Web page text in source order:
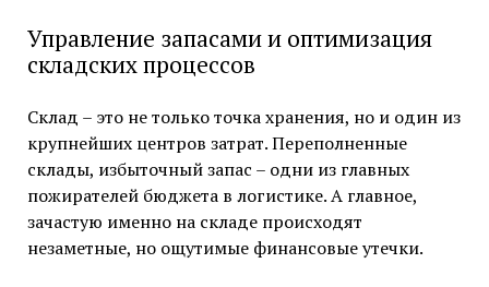
Управление запасами и оптимизация
складских процессов
Склад – это не только точка хранения, но и один из
крупнейших центров затрат. Переполненные
склады, избыточный запас – одни из главных
пожирателей бюджета в логистике. А главное,
зачастую именно на складе происходят
незаметные, но ощутимые финансовые утечки.